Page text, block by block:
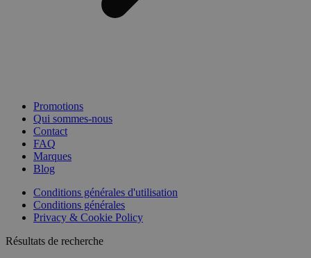
Promotions
Qui sommes-nous
Contact
FAQ
Marques
Blog
Conditions générales d'utilisation
Conditions générales
Privacy & Cookie Policy
Résultats de recherche